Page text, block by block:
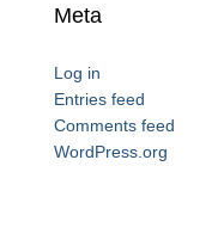
Meta
Log in
Entries feed
Comments feed
WordPress.org